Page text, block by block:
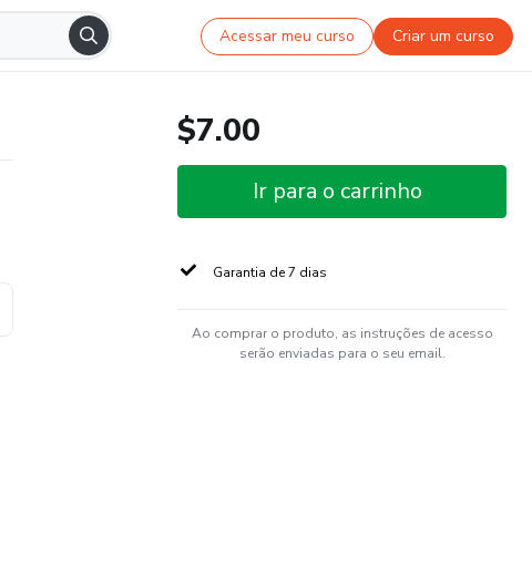
Acessar meu curso Criar um curso
$7.00
Ir para o carrinho
Garantia de 7 dias
Ao comprar o produto, as instruções de acesso
serão enviadas para o seu email.